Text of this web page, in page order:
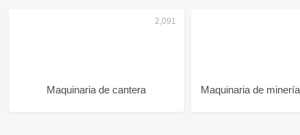
Maquinaria de cantera Maquinaria de